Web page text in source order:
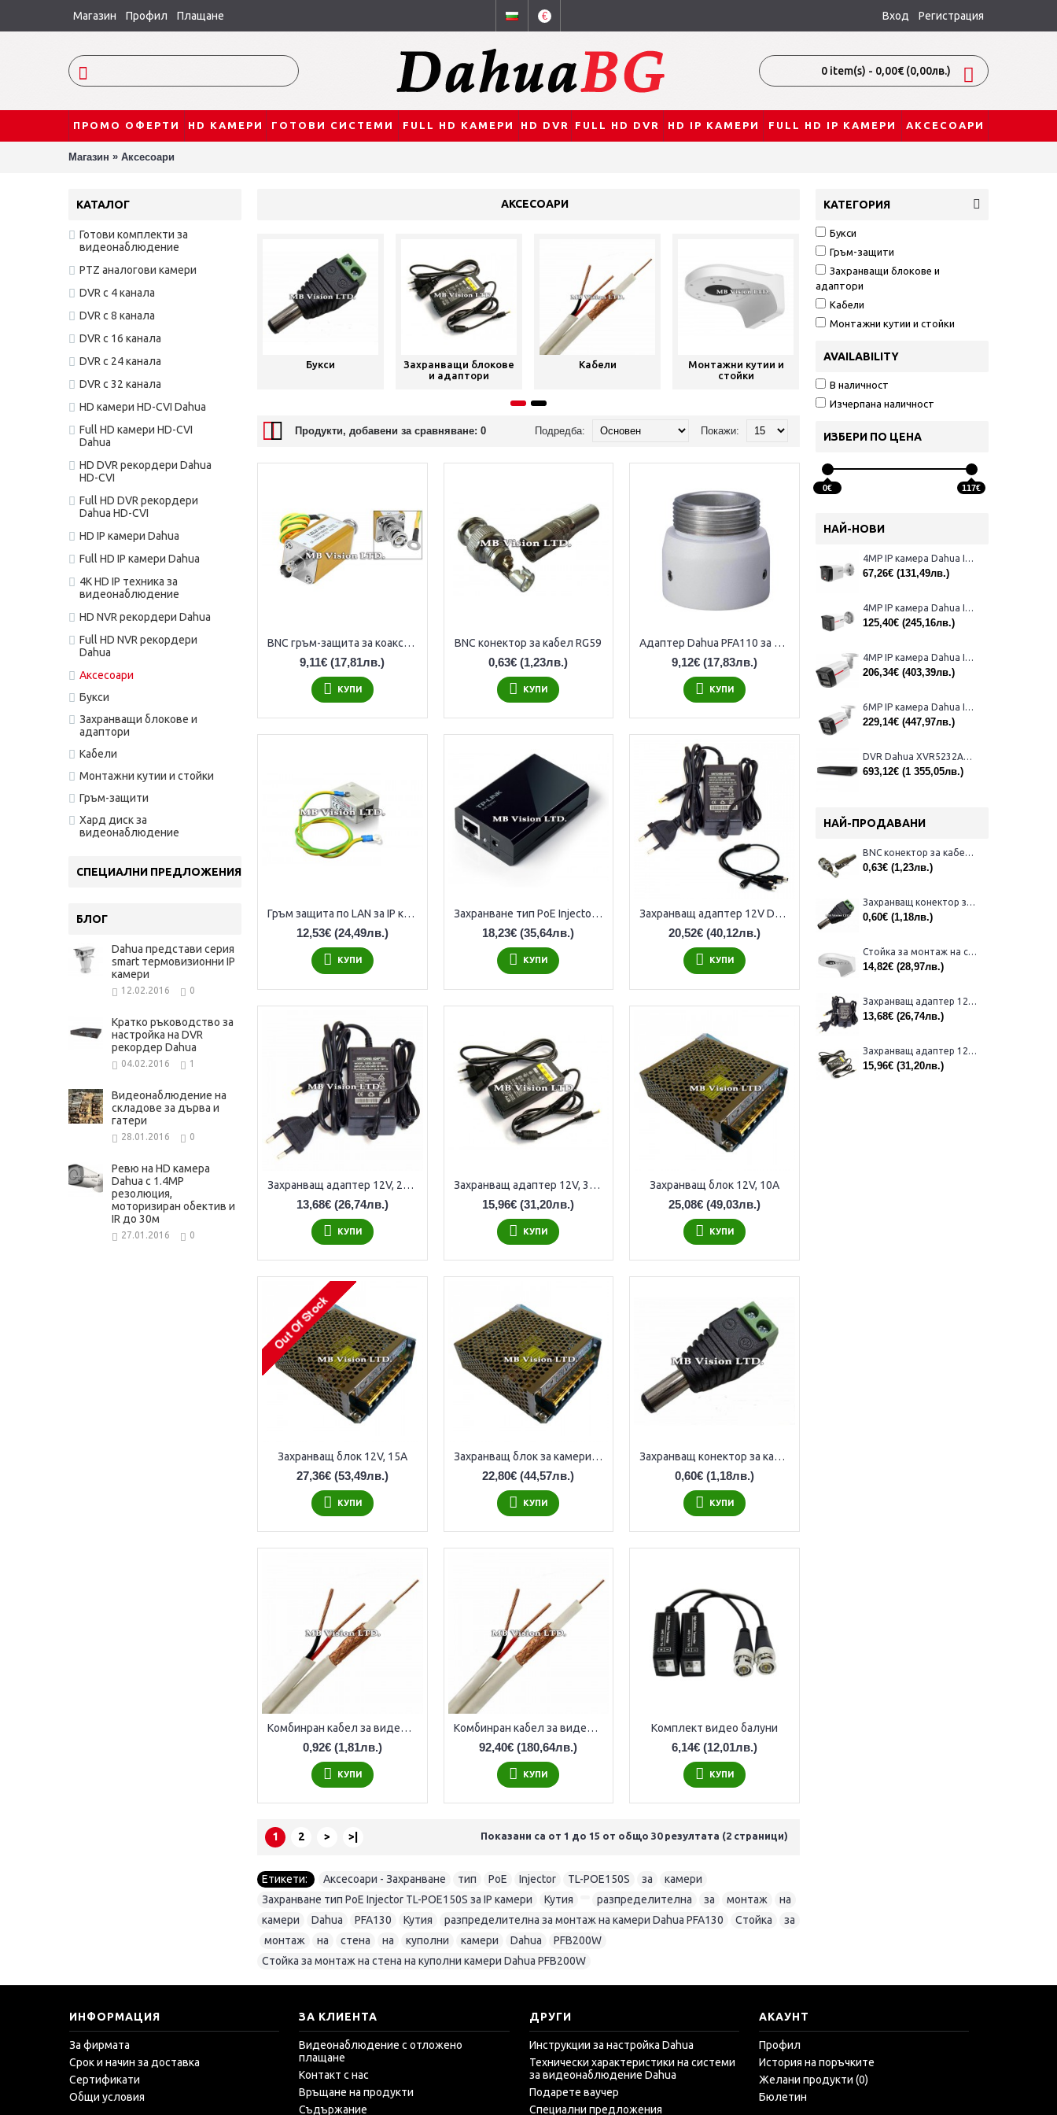
Магазин Профил Плащане € Вход Регистрация
0 item(s) - 0,00€(0,00лв.)
ПРОМО ОФЕРТИ HD КАМЕРИ ГОТОВИ СИСТЕМИ FULL HD КАМЕРИ HD DVR FULL HD DVR HD IP КАМЕРИ FULL HD IP КАМЕРИ АКСЕСОАРИ
Магазин » Аксесоари
КАТАЛОГ
Готови комплекти за
видеонаблюдение
PTZ аналогови камери
DVR с 4 канала
DVR с 8 канала
DVR с 16 канала
DVR с 24 канала
DVR с 32 канала
HD камери HD-CVI Dahua
Full HD камери HD-CVI
Dahua
HD DVR рекордери Dahua
HD-CVI
Full HD DVR рекордери
Dahua HD-CVI
HD IP камери Dahua
Full HD IP камери Dahua
4K HD IP техника за
видеонаблюдение
HD NVR рекордери Dahua
Full HD NVR рекордери
Dahua
Аксесоари
Букси
Захранващи блокове и
адаптори
Кабели
Монтажни кутии и стойки
Гръм-защити
Хард диск за
видеонаблюдение
СПЕЦИАЛНИ ПРЕДЛОЖЕНИЯ
БЛОГ
Dahua представи серия
smart термовизионни IP
камери
12.02.2016 0
Кратко ръководство за
настройка на DVR
рекордер Dahua
04.02.2016 1
Видеонаблюдение на
складове за дърва и
гатери
28.01.2016 0
Ревю на HD камера
Dahua с 1.4MP
резолюция,
моторизиран обектив и
IR до 30м
27.01.2016 0
КАТЕГОРИЯ
Букси
Гръм-защити
Захранващи блокове и
адаптори
Кабели
Монтажни кутии и стойки
AVAILABILITY
В наличност
Изчерпана наличност
ИЗБЕРИ ПО ЦЕНА
0€ 117€
НАЙ-НОВИ
4MP IP камера Dahua IPC-B1E40-A-0280B, 2.8mm, IR 30m
67,26€ (131,49лв.)
4MP IP камера Dahua IPC-HFW1439TL1-A-IL-0280B, 2.8mm, IR 30m
125,40€ (245,16лв.)
4MP IP камера Dahua IPC-HFW2449TL-S-LED-0280B-PRO, 2,8mm, IR 50m
206,34€ (403,39лв.)
6MP IP камера Dahua IPC-HFW2649TL-S-LED-0280B-PRO, 2.8mm, IR 50m
229,14€ (447,97лв.)
DVR Dahua XVR5232AN-I3/Т за 32 камери
693,12€ (1 355,05лв.)
НАЙ-ПРОДАВАНИ
BNC конектор за кабел RG59
0,63€ (1,23лв.)
Захранващ конектор за камера - мъжки
0,60€ (1,18лв.)
Стойка за монтаж на стена на куполни камери Dahua PFB203W
14,82€ (28,97лв.)
Захранващ адаптер 12V, 2A за камери за видеонаблюдение
13,68€ (26,74лв.)
Захранващ адаптер 12V, 3A за камери за видеонаблюдение
15,96€ (31,20лв.)
АКСЕСОАРИ
Букси
Захранващи блокове
и адаптори
Кабели
Монтажни кутии и
стойки
Продукти, добавени за сравняване: 0 Покажи:
Подредба:
BNC гръм-защита за коаксиал
9,11€ (17,81лв.)
КУПИ
BNC конектор за кабел RG59
0,63€ (1,23лв.)
КУПИ
Адаптер Dahua PFA110 за PTZ камери
9,12€ (17,83лв.)
КУПИ
Гръм защита по LAN за IP камери
12,53€(24,49лв.)
КУПИ
Захранване тип PoE Injector TL-POE150S за IP камери
18,23€ (35,64лв.)
КУПИ
Захранващ адаптер 12V DC / 2A и сплитер 1 към 4
20,52€ (40,12лв.)
КУПИ
Захранващ адаптер 12V, 2A за камери за видеонаблюдение
13,68€(26,74лв.)
КУПИ
Захранващ адаптер 12V, 3A за камери за видеонаблюдение
15,96€ (31,20лв.)
КУПИ
Захранващ блок 12V, 10A
25,08€ (49,03лв.)
КУПИ
Захранващ блок 12V, 15A
27,36€(53,49лв.)
КУПИ
Захранващ блок за камери 12v, 5A
22,80€ (44,57лв.)
КУПИ
Захранващ конектор за камера - мъжки
0,60€ (1,18лв.)
КУПИ
Комбинран кабел за видеонаблюдение RG59 + 2x0.75
0,92€(1,81лв.)
КУПИ
Комбинран кабел за видеонаблюдение RG59+2x0,5/100 - 100m ролка
92,40€ (180,64лв.)
КУПИ
Комплект видео балуни
6,14€ (12,01лв.)
КУПИ
1 2 > >| Показани са от 1 до 15 от общо 30 резултата (2 страници)
Етикети: Аксесоари - Захранване тип PoE Injector TL-POE150S за камери
Захранване тип PoE Injector TL-POE150S за IP камери
Кутия разпределителна за монтаж на
камери
Dahua PFA130 Кутия разпределителна за монтаж на камери Dahua PFA130 Стойка
за
монтаж на стена на куполни камери Dahua PFB200W
Стойка за монтаж на стена на куполни камери Dahua PFB200W
ИНФОРМАЦИЯ
За фирмата
Срок и начин за доставка
Сертификати
Общи условия
ЗА КЛИЕНТА
Видеонаблюдение с отложено
плащане
Контакт с нас
Връщане на продукти
Съдържание
ДРУГИ
Инструкции за настройка Dahua
Технически характеристики на системи
за видеонаблюдение Dahua
Подарете ваучер
Специални предложения
АКАУНТ
Профил
История на поръчките
Желани продукти (0)
Бюлетин